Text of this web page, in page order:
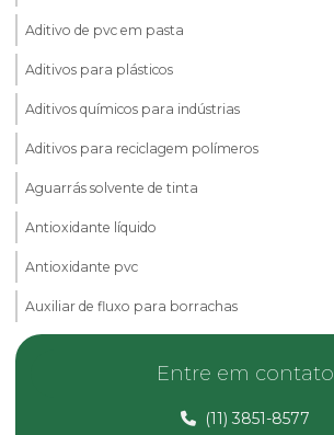
Aditivo de pvc em pasta
Aditivos para plásticos
Aditivos químicos para indústrias
Aditivos para reciclagem polímeros
Aguarrás solvente de tinta
Antioxidante líquido
Antioxidante pvc
Auxiliar de fluxo para borrachas
Calcita em pó
Carbonato de cálcio micronizado
Carbonato de magnésio
Entre em contato
(11) 3851-8577